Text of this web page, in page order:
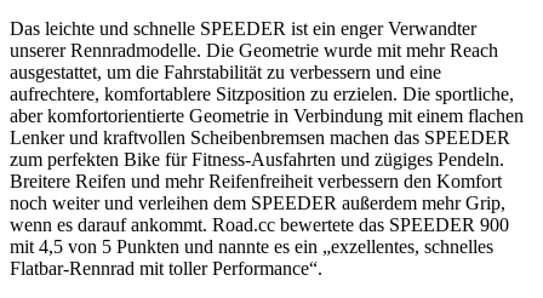
Das leichte und schnelle SPEEDER ist ein enger Verwandter
unserer Rennradmodelle. Die Geometrie wurde mit mehr Reach
ausgestattet, um die Fahrstabilität zu verbessern und eine
aufrechtere, komfortablere Sitzposition zu erzielen. Die sportliche,
aber komfortorientierte Geometrie in Verbindung mit einem flachen
Lenker und kraftvollen Scheibenbremsen machen das SPEEDER
zum perfekten Bike für Fitness-Ausfahrten und zügiges Pendeln.
Breitere Reifen und mehr Reifenfreiheit verbessern den Komfort
noch weiter und verleihen dem SPEEDER außerdem mehr Grip,
wenn es darauf ankommt. Road.cc bewertete das SPEEDER 900
mit 4,5 von 5 Punkten und nannte es ein „exzellentes, schnelles
Flatbar-Rennrad mit toller Performance“.